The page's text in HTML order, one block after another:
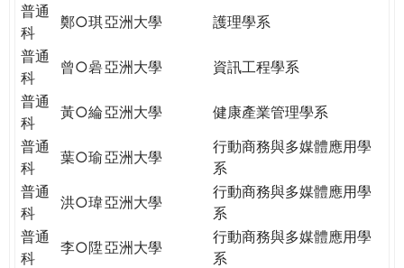
普通
科
鄭○琪亞洲大學
護理學系
普通
科
曾○碞亞洲大學
資訊工程學系
普通
科
黃○綸亞洲大學
健康產業管理學系
普通
科
葉○瑜亞洲大學
行動商務與多媒體應用學
系
普通
科
洪○瑋亞洲大學
行動商務與多媒體應用學
系
普通
科
李○陞亞洲大學
行動商務與多媒體應用學
系